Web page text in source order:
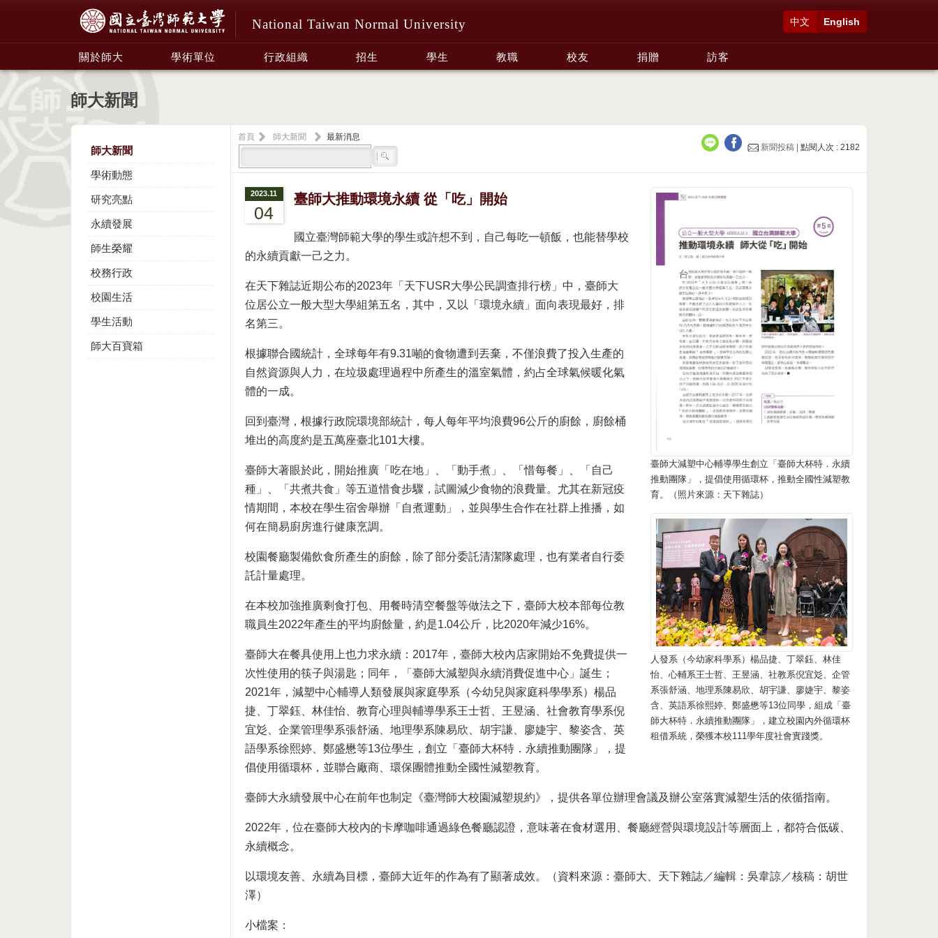
National Taiwan Normal University English
中文
關於師大 學術單位 行政組織 招生 學生 教職 校友 捐贈 訪客
師大新聞
師大新聞
學術動態
研究亮點
永續發展
師生榮耀
校務行政
校園生活
學生活動
師大百寶箱
首頁 師大新聞
最新消息
新聞投稿 |點閱人次 : 2182
臺師大減塑中心輔導學生創立「臺師大杯特．永續
推動團隊」，提倡使用循環杯，推動全國性減塑教
育。（照片來源：天下雜誌）
人發系（今幼家科學系）楊品捷、丁翠鈺、林佳
怡、心輔系王士哲、王昱涵、社教系倪宜彣、企管
系張舒涵、地理系陳易欣、胡宇謙、廖婕宇、黎姿
含、英語系徐熙婷、鄭盛懋等13位同學，組成「臺
師大杯特．永續推動團隊」，建立校園內外循環杯
租借系統，榮獲本校111學年度社會實踐獎。
2023.11
04
臺師大推動環境永續 從「吃」開始
國立臺灣師範大學的學生或許想不到，自己每吃一頓飯，也能替學校
的永續貢獻一己之力。
在天下雜誌近期公布的2023年「天下USR大學公民調查排行榜」中，臺師大
位居公立一般大型大學組第五名，其中，又以「環境永續」面向表現最好，排
名第三。
根據聯合國統計，全球每年有9.31噸的食物遭到丟棄，不僅浪費了投入生產的
自然資源與人力，在垃圾處理過程中所產生的溫室氣體，約占全球氣候暖化氣
體的一成。
回到臺灣，根據行政院環境部統計，每人每年平均浪費96公斤的廚餘，廚餘桶
堆出的高度約是五萬座臺北101大樓。
臺師大著眼於此，開始推廣「吃在地」、「動手煮」、「惜每餐」、「自己
種」、「共煮共食」等五道惜食步驟，試圖減少食物的浪費量。尤其在新冠疫
情期間，本校在學生宿舍舉辦「自煮運動」，並與學生合作在社群上推播，如
何在簡易廚房進行健康烹調。
校園餐廳製備飲食所產生的廚餘，除了部分委託清潔隊處理，也有業者自行委
託計量處理。
在本校加強推廣剩食打包、用餐時清空餐盤等做法之下，臺師大校本部每位教
職員生2022年產生的平均廚餘量，約是1.04公斤，比2020年減少16%。
臺師大在餐具使用上也力求永續：2017年，臺師大校內店家開始不免費提供一
次性使用的筷子與湯匙；同年，「臺師大減塑與永續消費促進中心」誕生；
2021年，減塑中心輔導人類發展與家庭學系（今幼兒與家庭科學學系）楊品
捷、丁翠鈺、林佳怡、教育心理與輔導學系王士哲、王昱涵、社會教育學系倪
宜彣、企業管理學系張舒涵、地理學系陳易欣、胡宇謙、廖婕宇、黎姿含、英
語學系徐熙婷、鄭盛懋等13位學生，創立「臺師大杯特．永續推動團隊」，提
倡使用循環杯，並聯合廠商、環保團體推動全國性減塑教育。
臺師大永續發展中心在前年也制定《臺灣師大校園減塑規約》，提供各單位辦理會議及辦公室落實減塑生活的依循指南。
2022年，位在臺師大校內的卡摩咖啡通過綠色餐廳認證，意味著在食材選用、餐廳經營與環境設計等層面上，都符合低碳、
永續概念。
以環境友善、永續為目標，臺師大近年的作為有了顯著成效。（資料來源：臺師大、天下雜誌／編輯：吳韋諒／核稿：胡世
澤）
小檔案：